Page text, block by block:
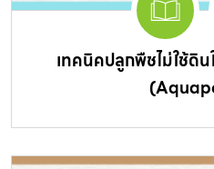
เทคนิคปลูกพืชไม่ใช้ดิน